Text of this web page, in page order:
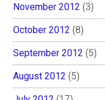
November 2012 (3)
October 2012 (8)
September 2012 (5)
August 2012 (5)